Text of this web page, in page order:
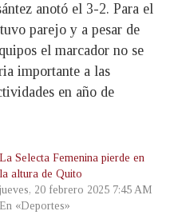
anotó el 3-2. Para el
parejo y a pesar de
el marcador no se
importante a las
en año de
La Selecta Femenina pierde en
la altura de Quito
jueves, 20 febrero 2025 7:45 AM
En «Deportes»